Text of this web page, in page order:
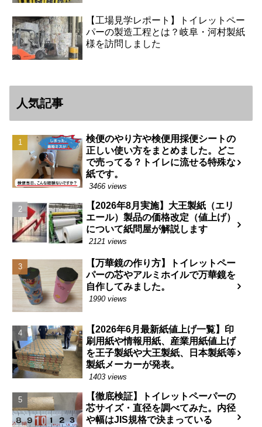
【工場見学レポート】トイレットペー
パーの製造工程とは？岐阜・河村製紙
様を訪問しました
人気記事
検便のやり方や検便用採便シートの
正しい使い方をまとめました。どこ
で売ってる？トイレに流せる特殊な
紙です。
3466 views
【2026年8月実施】大王製紙（エリ
エール）製品の価格改定（値上げ）
について紙問屋が解説します
2121 views
【万華鏡の作り方】トイレットペー
パーの芯やアルミホイルで万華鏡を
自作してみました。
1990 views
【2026年6月最新紙値上げ一覧】印
刷用紙や情報用紙、産業用紙値上げ
を王子製紙や大王製紙、日本製紙等
製紙メーカーが発表。
1403 views
【徹底検証】トイレットペーパーの
芯サイズ・直径を調べてみた。内径
や幅はJIS規格で決まっている